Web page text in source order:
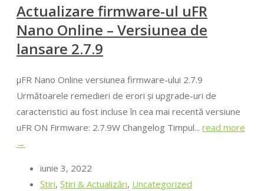
Actualizare firmware-ul uFR
Nano Online – Versiunea de
lansare 2.7.9
μFR Nano Online versiunea firmware-ului 2.7.9
Următoarele remedieri de erori și upgrade-uri de
caracteristici au fost incluse în cea mai recentă versiune
uFR ON Firmware: 2.7.9W Changelog Timpul... read more
→
iunie 3, 2022
Ştiri, Știri & Actualizări, Uncategorized